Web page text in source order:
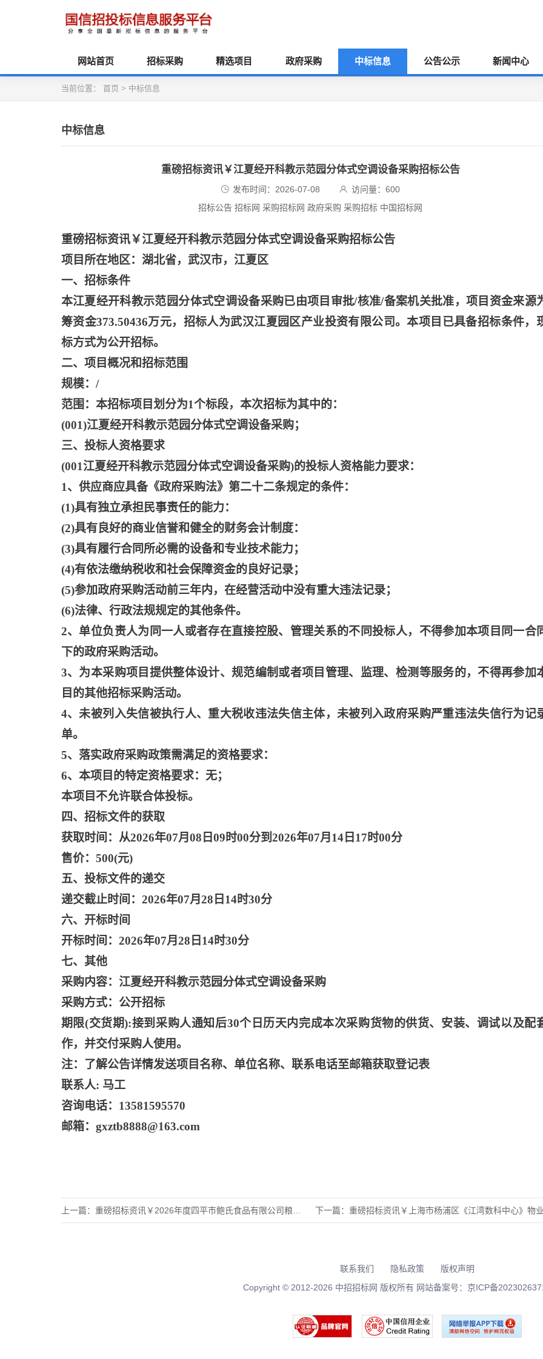
网站首页 招标采购 精选项目 政府采购 中标信息 公告公示 新闻中心
当前位置： 首页 > 中标信息
中标信息
重磅招标资讯￥江夏经开科教示范园分体式空调设备采购招标公告
发布时间：2026-07-08 访问量：600
招标公告 招标网 采购招标网 政府采购 采购招标 中国招标网
重磅招标资讯￥江夏经开科教示范园分体式空调设备采购招标公告
项目所在地区：湖北省，武汉市，江夏区
一、招标条件
本江夏经开科教示范园分体式空调设备采购已由项目审批/核准/备案机关批准，项目资金来源
筹资金373.50436万元，招标人为武汉江夏园区产业投资有限公司。本项目已具备招标条件，
标方式为公开招标。
二、项目概况和招标范围
规模： /
范围：本招标项目划分为1个标段，本次招标为其中的：
(001)江夏经开科教示范园分体式空调设备采购；
三、投标人资格要求
(001江夏经开科教示范园分体式空调设备采购)的投标人资格能力要求：
1、供应商应具备《政府采购法》第二十二条规定的条件：
(1)具有独立承担民事责任的能力：
(2)具有良好的商业信誉和健全的财务会计制度：
(3)具有履行合同所必需的设备和专业技术能力；
(4)有依法缴纳税收和社会保障资金的良好记录；
(5)参加政府采购活动前三年内，在经营活动中没有重大违法记录；
(6)法律、行政法规规定的其他条件。
2、单位负责人为同一人或者存在直接控股、管理关系的不同投标人，不得参加本项目同一合
下的政府采购活动。
3、为本采购项目提供整体设计、规范编制或者项目管理、监理、检测等服务的，不得再参加
目的其他招标采购活动。
4、未被列入失信被执行人、重大税收违法失信主体，未被列入政府采购严重违法失信行为记
单。
5、落实政府采购政策需满足的资格要求：
6、本项目的特定资格要求：无；
本项目不允许联合体投标。
四、招标文件的获取
获取时间：从2026年07月08日09时00分到2026年07月14日17时00分
售价： 500(元)
五、投标文件的递交
递交截止时间： 2026年07月28日14时30分
六、开标时间
开标时间： 2026年07月28日14时30分
七、其他
采购内容：江夏经开科教示范园分体式空调设备采购
采购方式：公开招标
期限(交货期):接到采购人通知后30个日历天内完成本次采购货物的供货、安装、调试以及配
作，并交付采购人使用。
注：了解公告详情发送项目名称、单位名称、联系电话至邮箱获取登记表
联系人: 马工
咨询电话： 13581595570
邮箱： gxztb8888@163.com
上一篇： 重磅招标资讯￥2026年度四平市鲍氏食品有限公司粮食第一、第 下一篇：重磅招标资讯￥上海市杨浦区《江湾数科中心》物业服务项目招标
联系我们 隐私政策
版权声明
Copyright © 2012-2026 中招招标网 版权所有 网站备案号： 京ICP备